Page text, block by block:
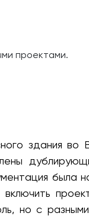
проектами.
здания во
была
но с